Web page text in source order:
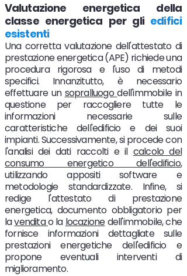
Valutazione energetica della
classe energetica per gli edifici
esistenti
Una corretta valutazione dell'attestato di
prestazione energetica (APE) richiede una
procedura rigorosa e l'uso di metodi
specifici. Innanzitutto, è necessario
effettuare un sopralluogodell'immobile in
questione per raccogliere tutte le
informazioni necessarie sulle
caratteristiche dell'edificio e dei suoi
impianti. Successivamente, si procede con
l'analisi dei dati raccolti e il calcolo del
consumo energetico dell'edificio,
utilizzando appositi software e
metodologie standardizzate. Infine, si
redige l'attestato di prestazione
energetica, documento obbligatorio per
lavenditao la locazionedell'immobile, che
fornisce informazioni dettagliate sulle
prestazioni energetiche dell'edificio e
propone eventuali interventi di
miglioramento.